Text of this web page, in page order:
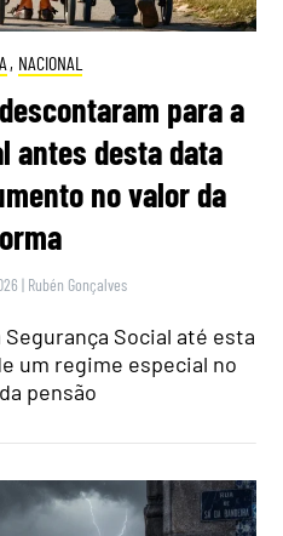
, NACIONAL
para a
antes desta data
no valor da
| Rubén Gonçalves
Social até esta
um regime especial no
pensão